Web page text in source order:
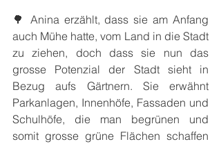
🌳 Anina erzählt, dass sie am Anfang
auch Mühe hatte, vom Land in die Stadt
zu ziehen, doch dass sie nun das
grosse Potenzial der Stadt sieht in
Bezug aufs Gärtnern. Sie erwähnt
Parkanlagen, Innenhöfe, Fassaden und
Schulhöfe, die man begrünen und
somit grosse grüne Flächen schaffen